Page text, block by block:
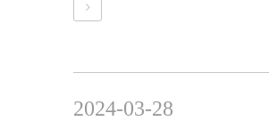
2024-03-28